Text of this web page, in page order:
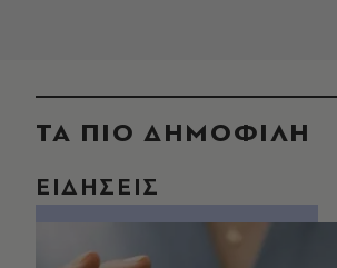
ΤΑ ΠΙΟ ΔΗΜΟΦΙΛΗ
ΕΙΔΗΣΕΙΣ